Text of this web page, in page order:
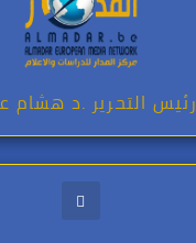
رئيس التحرير .د هشام